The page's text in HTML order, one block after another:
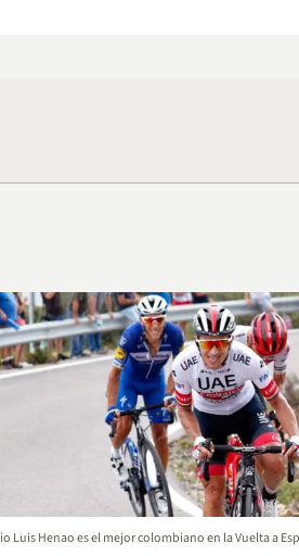
Luis Henao es el mejor colombiano en la Vuelta a